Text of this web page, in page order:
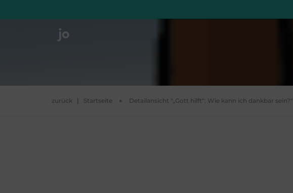
zurück | Startseite Detailansicht "„Gott hilft“: Wie kann ich dankbar sein?"